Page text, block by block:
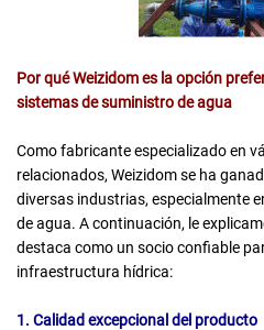
Por qué Weizidom es la opción
sistemas de suministro de agua
Como fabricante especializado en
relacionados, Weizidom se ha
diversas industrias, especialmente
de agua. A continuación, le
destaca como un socio confiable
infraestructura hídrica:
1. Calidad excepcional del producto